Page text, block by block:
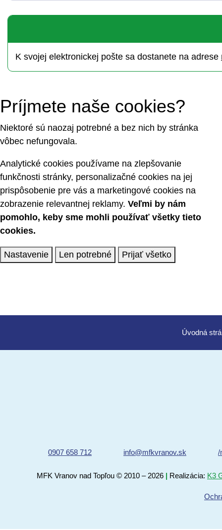
K svojej elektronickej pošte sa dostanete na adrese
Úvod
0907 658 712 info@mfkvranov.sk /
MFK Vranov nad Topľou © 2010 – 2026 | Realizácia: K3
Príjmete naše cookies?
Niektoré sú naozaj potrebné a bez nich by stránka
vôbec nefungovala.
Analytické cookies používame na zlepšovanie
funkčnosti stránky, personalizačné cookies na jej
prispôsobenie pre vás a marketingové cookies na
zobrazenie relevantnej reklamy. Veľmi by nám
pomohlo, keby sme mohli používať všetky tieto
cookies.
Nastavenie Len potrebné Prijať všetko